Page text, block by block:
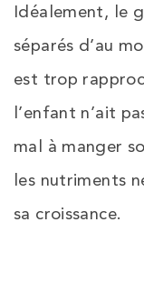
Idéalement, le
séparés d’au
est trop
l’enfant n’ait
mal à manger
les nutriments
sa croissance.